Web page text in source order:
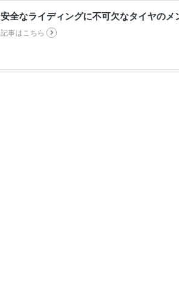
安全なライディングに不可欠なタイヤの
記事はこちら